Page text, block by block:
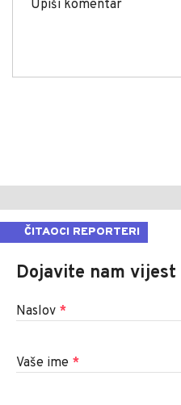
ČITAOCI REPORTERI
Dojavite nam vijest
Naslov *
Vaše ime *